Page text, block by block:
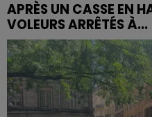
APRÈS UN CASSE EN
VOLEURS ARRÊTÉS À...